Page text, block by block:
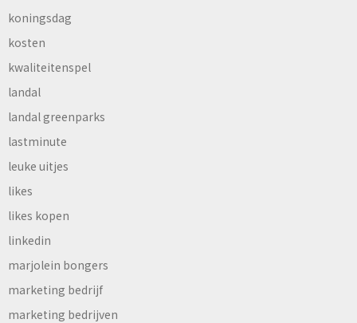
koningsdag
kosten
kwaliteitenspel
landal
landal greenparks
lastminute
leuke uitjes
likes
likes kopen
linkedin
marjolein bongers
marketing bedrijf
marketing bedrijven